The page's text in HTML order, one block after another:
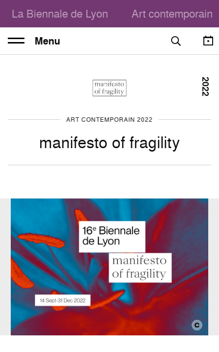
La Biennale de Lyon Art contemporain
Menu
ART CONTEMPORAIN 2022
manifesto of fragility
2022